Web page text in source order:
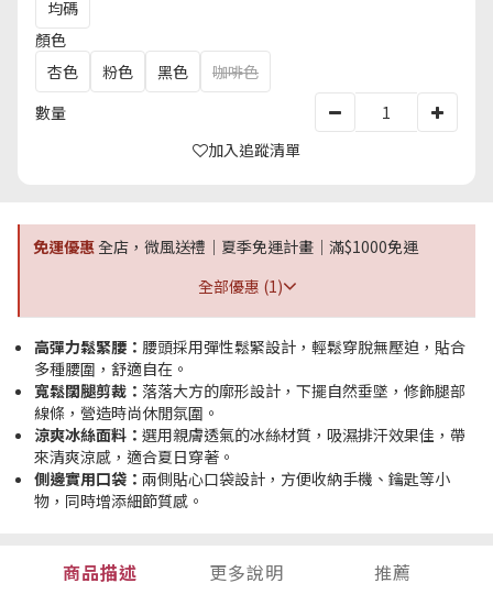
均碼
顏色
杏色
粉色 黑色
咖啡色
數量
加入追蹤清單
免運優惠全店，微風送禮｜夏季免運計畫｜滿$1000免運
全部優惠 (1)
高彈力鬆緊腰： 腰頭採用彈性鬆緊設計，輕鬆穿脫無壓迫，貼合
多種腰圍，舒適自在。
寬鬆闊腿剪裁： 落落大方的廓形設計，下擺自然垂墜，修飾腿部
線條，營造時尚休閒氛圍。
涼爽冰絲面料： 選用親膚透氣的冰絲材質，吸濕排汗效果佳，帶
來清爽涼感，適合夏日穿著。
側邊實用口袋： 兩側貼心口袋設計，方便收納手機、鑰匙等小
物，同時增添細節質感。
商品描述 更多說明 推薦